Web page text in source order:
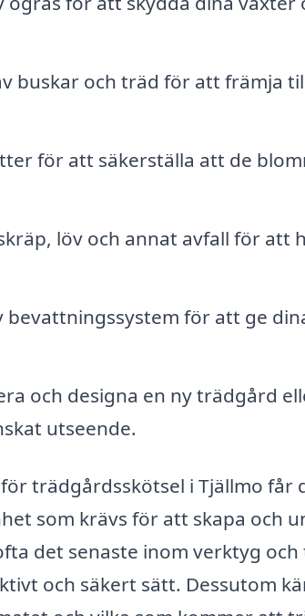
buskar och träd för att främja
för att säkerställa att de
löv och annat avfall för att
för att ge
och designa en ny trädgård
utseende.
trädgårdsskötsel i Tjällmo får
som krävs för att skapa och
det senaste inom verktyg och
och säkert sätt. Dessutom